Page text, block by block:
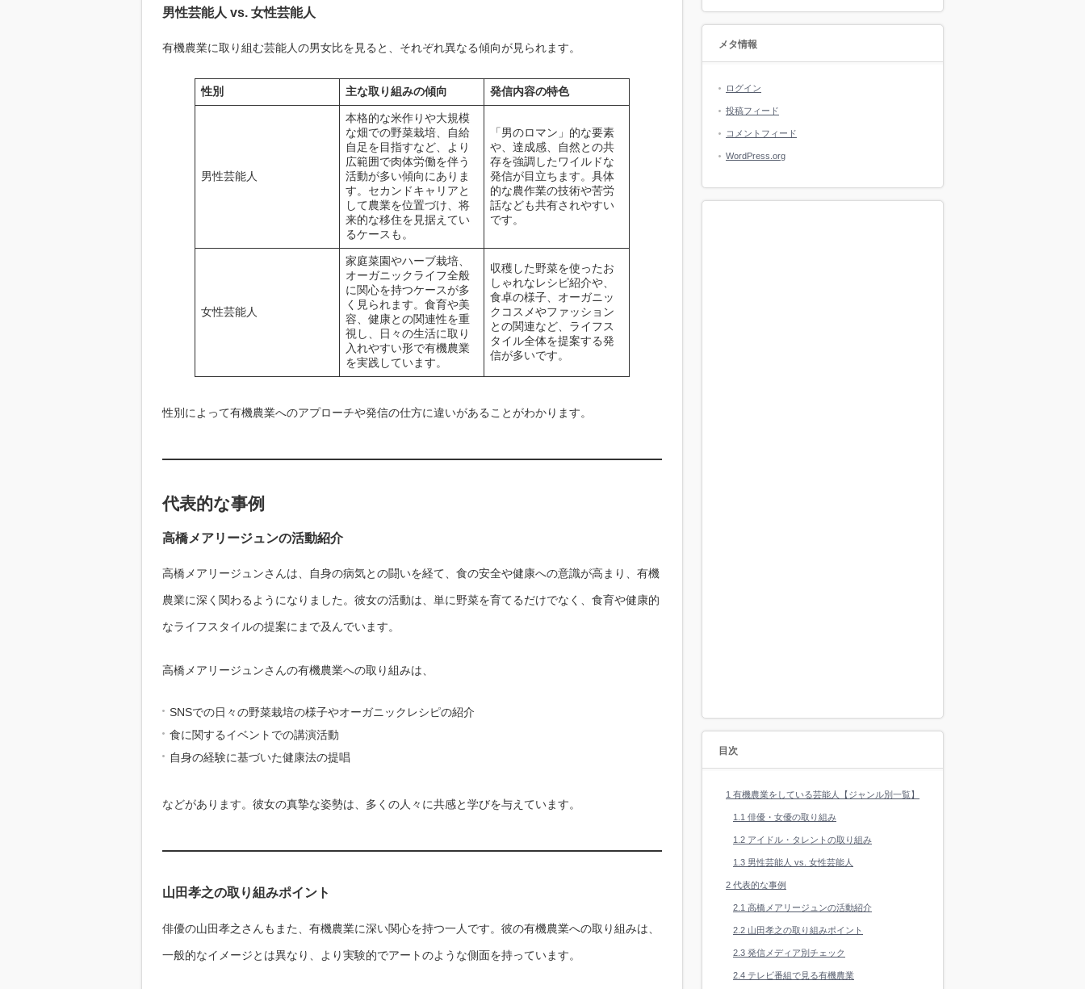
男性芸能人 vs. 女性芸能人
有機農業に取り組む芸能人の男女比を見ると、それぞれ異なる傾向が見られます。
性別 主な取り組みの傾向 発信内容の特色
男性芸能人
本格的な米作りや大規模
な畑での野菜栽培、自給
自足を目指すなど、より
広範囲で肉体労働を伴う
活動が多い傾向にありま
す。セカンドキャリアと
して農業を位置づけ、将
来的な移住を見据えてい
るケースも。
「男のロマン」的な要素
や、達成感、自然との共
存を強調したワイルドな
発信が目立ちます。具体
的な農作業の技術や苦労
話なども共有されやすい
です。
女性芸能人
家庭菜園やハーブ栽培、
オーガニックライフ全般
に関心を持つケースが多
く見られます。食育や美
容、健康との関連性を重
視し、日々の生活に取り
入れやすい形で有機農業
を実践しています。
収穫した野菜を使ったお
しゃれなレシピ紹介や、
食卓の様子、オーガニッ
クコスメやファッション
との関連など、ライフス
タイル全体を提案する発
信が多いです。
性別によって有機農業へのアプローチや発信の仕方に違いがあることがわかります。
代表的な事例
高橋メアリージュンの活動紹介
高橋メアリージュンさんは、自身の病気との闘いを経て、食の安全や健康への意識が高まり、有機
農業に深く関わるようになりました。彼女の活動は、単に野菜を育てるだけでなく、食育や健康的
なライフスタイルの提案にまで及んでいます。
高橋メアリージュンさんの有機農業への取り組みは、
SNSでの日々の野菜栽培の様子やオーガニックレシピの紹介
食に関するイベントでの講演活動
自身の経験に基づいた健康法の提唱
などがあります。彼女の真摯な姿勢は、多くの人々に共感と学びを与えています。
山田孝之の取り組みポイント
俳優の山田孝之さんもまた、有機農業に深い関心を持つ一人です。彼の有機農業への取り組みは、
一般的なイメージとは異なり、より実験的でアートのような側面を持っています。
メタ情報
ログイン
投稿フィード
コメントフィード
WordPress.org
目次
1 有機農業をしている芸能人【ジャンル別一覧】
1.1 俳優・女優の取り組み
1.2 アイドル・タレントの取り組み
1.3 男性芸能人 vs. 女性芸能人
2 代表的な事例
2.1 高橋メアリージュンの活動紹介
2.2 山田孝之の取り組みポイント
2.3 発信メディア別チェック
2.4 テレビ番組で見る有機農業